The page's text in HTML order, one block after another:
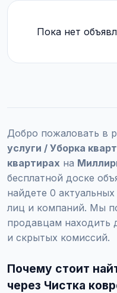
Пока нет
Добро пожаловать в
услуги / Уборка
квартирах на
бесплатной доске
найдете 0
лиц и компаний. Мы
продавцам находить
и скрытых комиссий.
Почему стоит
через Чистка